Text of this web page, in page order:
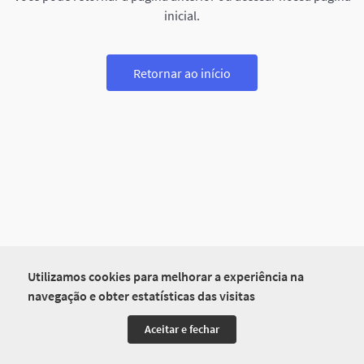
Utilizamos cookies para melhorar a experiência na
navegação e obter estatísticas das visitas
Aceitar e fechar
inicial.
Retornar ao início